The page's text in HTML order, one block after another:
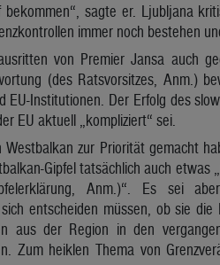
sagte er. Ljubljana
immer noch bestehen
von Premier Jansa auch
(des Ratsvorsitzes, Anm.)
EU-Institutionen. Der Erfolg des
EU aktuell „kompliziert“ sei.
zur Priorität gemacht
Gipfel tatsächlich auch
Anm.)“. Es sei
entscheiden müssen, ob sie
aus der Region in den
Zum heiklen Thema von